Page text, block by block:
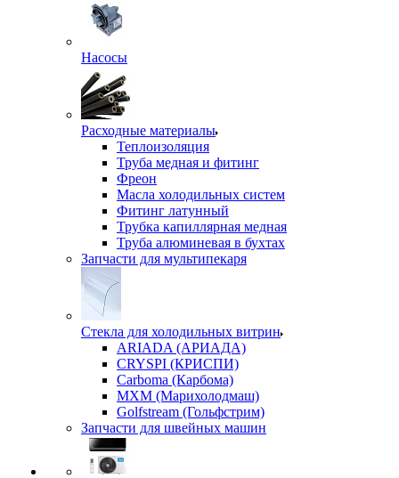
Насосы
Расходные материалы
Теплоизоляция
Труба медная и фитинг
Фреон
Масла холодильных систем
Фитинг латунный
Трубка капиллярная медная
Труба алюминевая в бухтах
Запчасти для мультипекаря
Стекла для холодильных витрин
ARIADA (АРИАДА)
CRYSPI (КРИСПИ)
Carboma (Карбома)
MXM (Марихолодмаш)
Golfstream (Гольфстрим)
Запчасти для швейных машин